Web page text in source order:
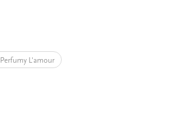
Perfumy L'amour